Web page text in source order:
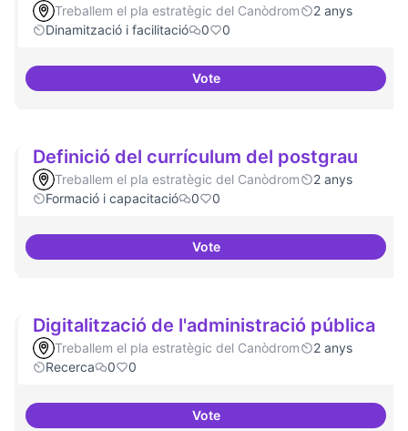
Treballem el pla estratègic del Canòdrom
2 anys
Dinamització i facilitació
0 0
VoteILP Drets Digitals
Definició del currículum del postgrau
Treballem el pla estratègic del Canòdrom
2 anys
Formació i capacitació
0 0
VoteDefinició del currículum del
Digitalització de l'administració pública
Treballem el pla estratègic del Canòdrom
2 anys
Recerca
0 0
VoteDigitalització de l'administració